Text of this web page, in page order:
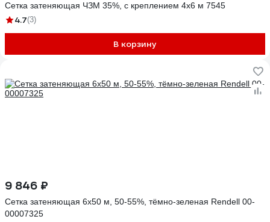
Сетка затеняющая ЧЗМ 35%, с креплением 4x6 м 7545
4.7(3)
В корзину
9 846 ₽
Сетка затеняющая 6x50 м, 50-55%, тёмно-зеленая Rendell 00-
00007325